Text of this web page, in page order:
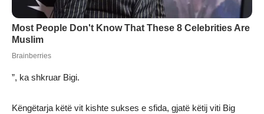
”, ka shkruar Bigi.
Këngëtarja këtë vit kishte sukses e sfida, gjatë këtij viti Big